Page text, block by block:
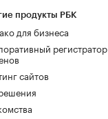
продукты РБК
для бизнеса
регистратор
сайтов